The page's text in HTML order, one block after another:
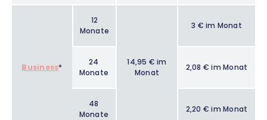
Business*
12
Monate
14,95 € im
Monat
3 € im Monat
24
Monate
2,08 € im Monat
48
Monate
2,20 € im Monat